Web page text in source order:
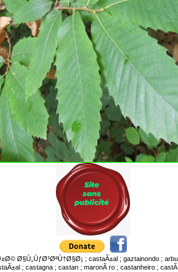
Ø§Ù„ÙƒØ³ØªÙ†Ø§Ø¡ ; castaÃ±al ; gaztainondo ;
; castagna ; castan ; maronÃ ro ; castanheiro ;